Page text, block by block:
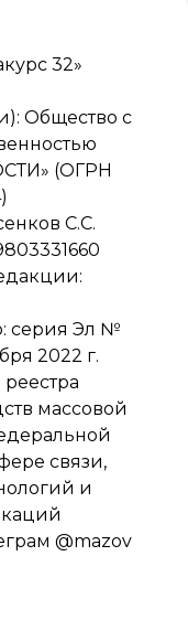
32»
Общество с
(ОГРН
С.С.
серия Эл №
2022 г.
массовой
связи,
и
@mazov